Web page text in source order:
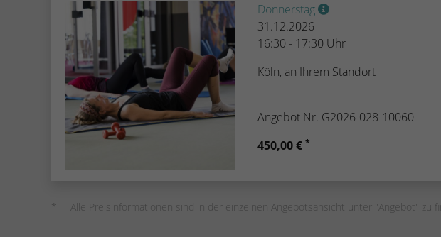
Donnerstag
31.12.2026
16:30 - 17:30 Uhr
Köln, an Ihrem Standort
Angebot Nr. G2026-028-10060
450,00 € *
Alle Preisinformationen sind in der einzelnen Angebotsansicht unter "Angebot" zu